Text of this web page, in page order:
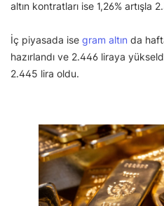
altın kontratları ise 1,26% artışla
İç piyasada ise gram altın da
hazırlandı ve 2.446 liraya
2.445 lira oldu.